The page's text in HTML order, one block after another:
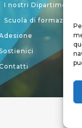
I nostri Dipartimenti
Scuola di formazione